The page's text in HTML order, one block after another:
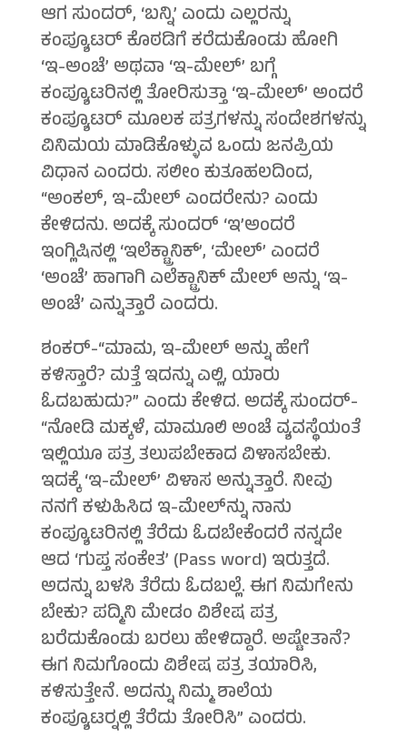
ಆಗ ಸುಂದರ್, ‘ಬನ್ನಿ’ ಎಂದು ಎಲ್ಲರನ್ನು
ಕಂಪ್ಯೂಟರ್ ಕೊಠಡಿಗೆ ಕರೆದುಕೊಂಡು ಹೋಗಿ
‘ಇ-ಅಂಚೆ’ ಅಥವಾ ‘ಇ-ಮೇಲ್’ ಬಗ್ಗೆ
ಕಂಪ್ಯೂಟರಿನಲ್ಲಿ ತೋರಿಸುತ್ತಾ ‘ಇ-ಮೇಲ್’ ಅಂದರೆ
ಕಂಪ್ಯೂಟರ್ ಮೂಲಕ ಪತ್ರಗಳನ್ನು ಸಂದೇಶಗಳನ್ನು
ವಿನಿಮಯ ಮಾಡಿಕೊಳ್ಳುವ ಒಂದು ಜನಪ್ರಿಯ
ವಿಧಾನ ಎಂದರು. ಸಲೀಂ ಕುತೂಹಲದಿಂದ,
“ಅಂಕಲ್, ಇ-ಮೇಲ್ ಎಂದರೇನು? ಎಂದು
ಕೇಳಿದನು. ಅದಕ್ಕೆ ಸುಂದರ್ ‘ಇ’ಅಂದರೆ
ಇಂಗ್ಲಿಷಿನಲ್ಲಿ ‘ಇಲೆಕ್ಟ್ರಾನಿಕ್’, ‘ಮೇಲ್’ ಎಂದರೆ
‘ಅಂಚೆ’ ಹಾಗಾಗಿ ಎಲೆಕ್ಟ್ರಾನಿಕ್ ಮೇಲ್ ಅನ್ನು ‘ಇ-
ಅಂಚೆ’ ಎನ್ನುತ್ತಾರೆ ಎಂದರು.
ಶಂಕರ್-“ಮಾಮ, ಇ-ಮೇಲ್ ಅನ್ನು ಹೇಗೆ
ಕಳಿಸ್ತಾರೆ? ಮತ್ತೆ ಇದನ್ನು ಎಲ್ಲಿ, ಯಾರು
ಓದಬಹುದು?” ಎಂದು ಕೇಳಿದ. ಅದಕ್ಕೆ ಸುಂದರ್-
“ನೋಡಿ ಮಕ್ಕಳೆ, ಮಾಮೂಲಿ ಅಂಚೆ ವ್ಯವಸ್ಥೆಯಂತೆ
ಇಲ್ಲಿಯೂ ಪತ್ರ ತಲುಪಬೇಕಾದ ವಿಳಾಸಬೇಕು.
ಇದಕ್ಕೆ ‘ಇ-ಮೇಲ್’ ವಿಳಾಸ ಅನ್ನುತ್ತಾರೆ. ನೀವು
ನನಗೆ ಕಳುಹಿಸಿದ ಇ-ಮೇಲ್‍ನ್ನು ನಾನು
ಕಂಪ್ಯೂಟರಿನಲ್ಲಿ ತೆರೆದು ಓದಬೇಕೆಂದರೆ ನನ್ನದೇ
ಆದ ‘ಗುಪ್ತ ಸಂಕೇತ’ (Pass word) ಇರುತ್ತದೆ.
ಅದನ್ನು ಬಳಸಿ ತೆರೆದು ಓದಬಲ್ಲೆ. ಈಗ ನಿಮಗೇನು
ಬೇಕು? ಪದ್ಮಿನಿ ಮೇಡಂ ವಿಶೇಷ ಪತ್ರ
ಬರೆದುಕೊಂಡು ಬರಲು ಹೇಳಿದ್ದಾರೆ. ಅಷ್ಟೇತಾನೆ?
ಈಗ ನಿಮಗೊಂದು ವಿಶೇಷ ಪತ್ರ ತಯಾರಿಸಿ,
ಕಳಿಸುತ್ತೇನೆ. ಅದನ್ನು ನಿಮ್ಮ ಶಾಲೆಯ
ಕಂಪ್ಯೂಟರ್‍ನಲ್ಲಿ ತೆರೆದು ತೋರಿಸಿ” ಎಂದರು.